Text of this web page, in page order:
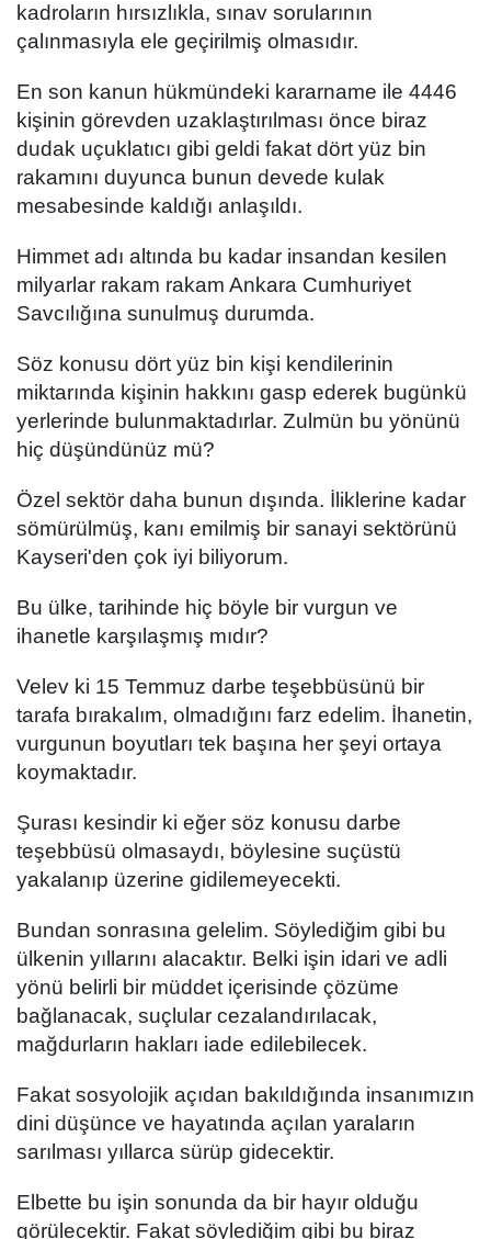
kadroların hırsızlıkla, sınav sorularının
çalınmasıyla ele geçirilmiş olmasıdır.
En son kanun hükmündeki kararname ile 4446
kişinin görevden uzaklaştırılması önce biraz
dudak uçuklatıcı gibi geldi fakat dört yüz bin
rakamını duyunca bunun devede kulak
mesabesinde kaldığı anlaşıldı.
Himmet adı altında bu kadar insandan kesilen
milyarlar rakam rakam Ankara Cumhuriyet
Savcılığına sunulmuş durumda.
Söz konusu dört yüz bin kişi kendilerinin
miktarında kişinin hakkını gasp ederek bugünkü
yerlerinde bulunmaktadırlar. Zulmün bu yönünü
hiç düşündünüz mü?
Özel sektör daha bunun dışında. İliklerine kadar
sömürülmüş, kanı emilmiş bir sanayi sektörünü
Kayseri'den çok iyi biliyorum.
Bu ülke, tarihinde hiç böyle bir vurgun ve
ihanetle karşılaşmış mıdır?
Velev ki 15 Temmuz darbe teşebbüsünü bir
tarafa bırakalım, olmadığını farz edelim. İhanetin,
vurgunun boyutları tek başına her şeyi ortaya
koymaktadır.
Şurası kesindir ki eğer söz konusu darbe
teşebbüsü olmasaydı, böylesine suçüstü
yakalanıp üzerine gidilemeyecekti.
Bundan sonrasına gelelim. Söylediğim gibi bu
ülkenin yıllarını alacaktır. Belki işin idari ve adli
yönü belirli bir müddet içerisinde çözüme
bağlanacak, suçlular cezalandırılacak,
mağdurların hakları iade edilebilecek.
Fakat sosyolojik açıdan bakıldığında insanımızın
dini düşünce ve hayatında açılan yaraların
sarılması yıllarca sürüp gidecektir.
Elbette bu işin sonunda da bir hayır olduğu
görülecektir. Fakat söylediğim gibi bu biraz